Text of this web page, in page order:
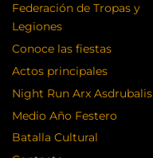
Federación de Tropas y
Legiones
Conoce las fiestas
Actos principales
Night Run Arx Asdrubalis
Medio Año Festero
Batalla Cultural